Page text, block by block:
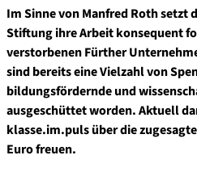
Im Sinne von Manfred Roth setzt
Stiftung ihre Arbeit konsequent
verstorbenen Fürther
sind bereits eine Vielzahl von
bildungsfördernde und
ausgeschüttet worden. Aktuell
klasse.im.puls über die
Euro freuen.